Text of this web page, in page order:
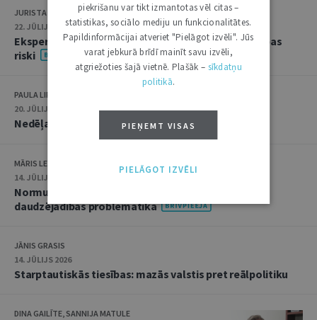
JURISTA VĀRDS
22. JŪLIJS 2026 • 14:00
Ekspertu saruna jūlijā: krimināltiesības un būvniecības
riski
PAULA LIPE
20. JŪLIJS 2026 • 16:05
Nedēļas notikumu apskats: 13.–17. jūlijs
MĀRIS LEJA
14. JŪLIJS 2026
Normu konkurences un noziedzīgu nodarījumu
daudzējādības problemātika
JĀNIS GRASIS
14. JŪLIJS 2026
Starptautiskās tiesības: mazās valstis pret reālpolitiku
DINA GAILĪTE, SANNIJA MATULE
piekrišanu var tikt izmantotas vēl citas –
statistikas, sociālo mediju un funkcionalitātes.
Papildinformācijai atveriet "Pielāgot izvēli". Jūs
varat jebkurā brīdī mainīt savu izvēli,
atgriežoties šajā vietnē. Plašāk – sīkdatņu
politikā.
PIEŅEMT VISAS
PIELĀGOT IZVĒLI